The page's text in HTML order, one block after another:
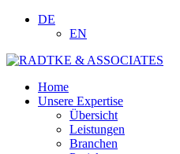
DE
EN
Home
Unsere Expertise
Übersicht
Leistungen
Branchen